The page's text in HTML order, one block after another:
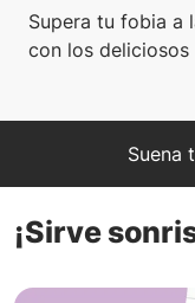
Supera tu fobia a
con los deliciosos
Suena
¡Sirve